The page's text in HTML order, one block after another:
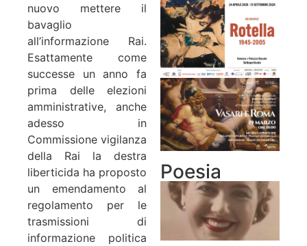
nuovo mettere il
bavaglio
all’informazione Rai.
Esattamente come
successe un anno fa
prima delle elezioni
amministrative, anche
adesso in
Commissione vigilanza
della Rai la destra
liberticida ha proposto
un emendamento al
regolamento per le
trasmissioni di
informazione politica
Poesia